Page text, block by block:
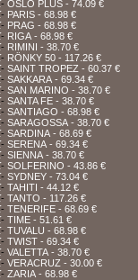
- OSLO PLUS - 74.09 €
- PARIS - 68.98 €
- PRAG - 68.98 €
- RIGA - 68.98 €
- RIMINI - 38.70 €
- RÖNKY 50 - 117.26 €
- SAINT TROPEZ - 60.37 €
- SAKKARA - 69.34 €
- SAN MARINO - 38.70 €
- SANTA FE - 38.70 €
- SANTIAGO - 68.98 €
- SARAGOSSA - 38.70 €
- SARDINA - 68.69 €
- SERENA - 69.34 €
- SIENNA - 38.70 €
- SOLFERINO - 43.86 €
- SYDNEY - 73.04 €
- TAHITI - 44.12 €
- TANTO - 117.26 €
- TENERIFE - 68.69 €
- TIME - 51.61 €
- TUVALU - 68.98 €
- TWIST - 69.34 €
- VALETTA - 38.70 €
- VERACRUZ - 30.00 €
- ZARIA - 68.98 €